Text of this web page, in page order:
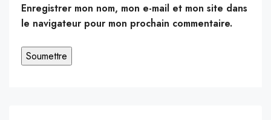
Enregistrer mon nom, mon e-mail et mon site dans
le navigateur pour mon prochain commentaire.